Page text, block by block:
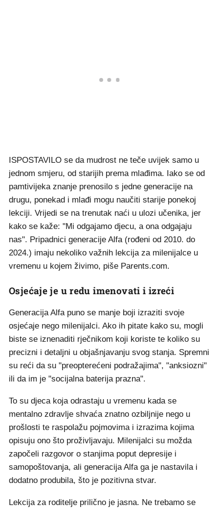
ISPOSTAVILO se da mudrost ne teče uvijek samo u
jednom smjeru, od starijih prema mlađima. Iako se od
pamtivijeka znanje prenosilo s jedne generacije na
drugu, ponekad i mlađi mogu naučiti starije ponekoj
lekciji. Vrijedi se na trenutak naći u ulozi učenika, jer
kako se kaže: "Mi odgajamo djecu, a ona odgajaju
nas". Pripadnici generacije Alfa (rođeni od 2010. do
2024.) imaju nekoliko važnih lekcija za milenijalce u
vremenu u kojem živimo, piše Parents.com.
Osjećaje je u redu imenovati i izreći
Generacija Alfa puno se manje boji izraziti svoje
osjećaje nego milenijalci. Ako ih pitate kako su, mogli
biste se iznenaditi rječnikom koji koriste te koliko su
precizni i detaljni u objašnjavanju svog stanja. Spremni
su reći da su "preopterećeni podražajima", "anksiozni"
ili da im je "socijalna baterija prazna".
To su djeca koja odrastaju u vremenu kada se
mentalno zdravlje shvaća znatno ozbiljnije nego u
prošlosti te raspolažu pojmovima i izrazima kojima
opisuju ono što proživljavaju. Milenijalci su možda
započeli razgovor o stanjima poput depresije i
samopoštovanja, ali generacija Alfa ga je nastavila i
dodatno produbila, što je pozitivna stvar.
Lekcija za roditelje prilično je jasna. Ne trebamo se